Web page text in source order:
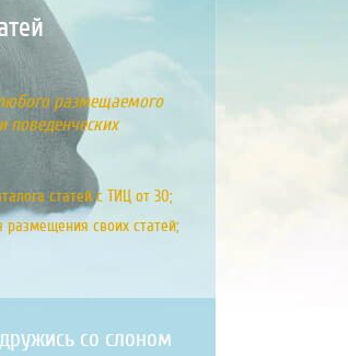
размещаемого
поведенческих
статей с ТИЦ от 30;
своих статей;
со слоном